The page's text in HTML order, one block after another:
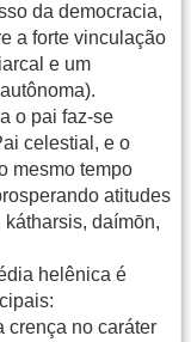
da democracia,
a forte vinculação
e um
o pai faz-se
celestial, e o
mesmo tempo
atitudes
daímōn,
helênica é
crença no caráter